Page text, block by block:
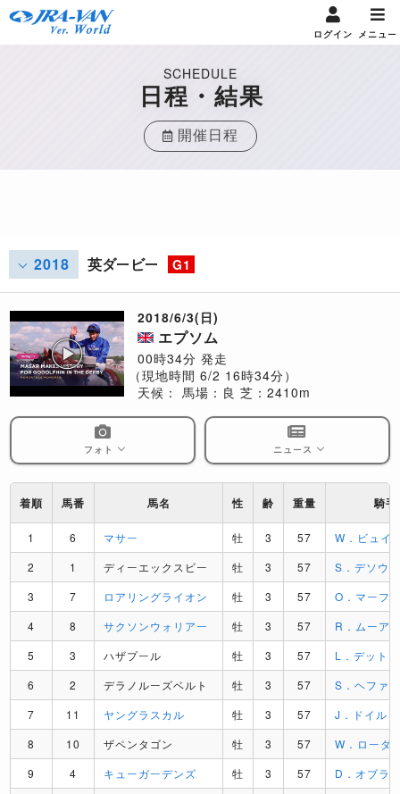
ログイン メニュー
SCHEDULE
日程・結果
開催日程
2018 英ダービー G1
2018/6/3(日)
エプソム
00時34分 発走
（現地時間 6/2 16時34分）
天候： 馬場：良 芝：2410m
フォト ニュース
着順 馬番 馬名 性 齢 重量 騎手
1 6 マサー 牡 3 57
W．ビュイ
2
1 ディーエックスビー 牡 3 57
S．デソウ
3
7 ロアリングライオン 牡 3 57
O．マーフ
4
8 サクソンウォリアー 牡 3 57
R．ムーア
5
3 ハザプール 牡 3 57
L．デット
6
2 デラノルーズベルト 牡 3 57
S．ヘファ
7
11 ヤングラスカル 牡 3 57
J．ドイル
8
10 ザペンタゴン 牡 3 57
W．ローダ
9
4 キューガーデンズ 牡 3 57
D．オブラ